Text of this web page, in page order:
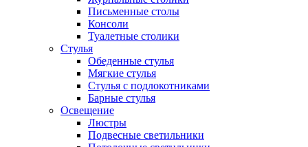
Письменные столы
Консоли
Туалетные столики
Стулья
Обеденные стулья
Мягкие стулья
Стулья с подлокотниками
Барные стулья
Освещение
Люстры
Подвесные светильники